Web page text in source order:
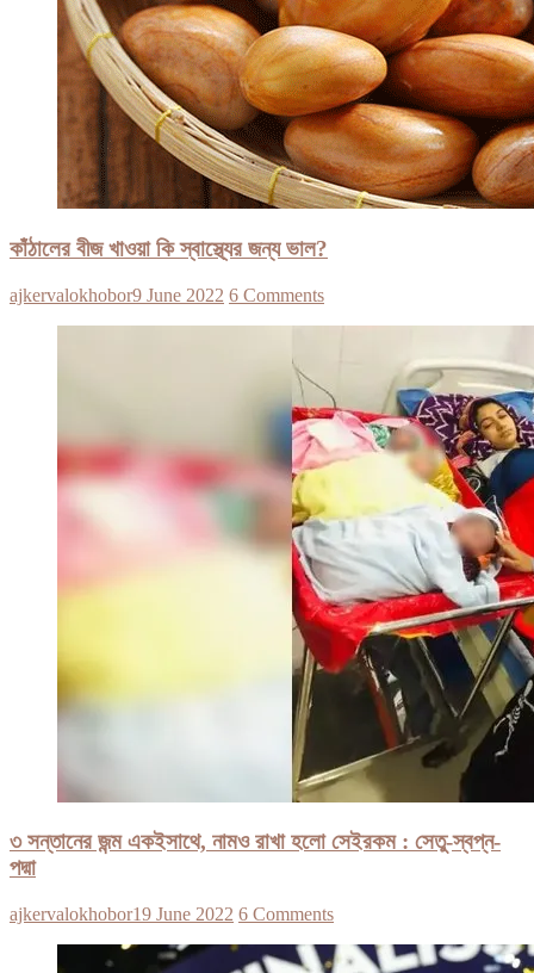
কাঁঠালের বীজ খাওয়া কি স্বাস্থ্যের জন্য ভাল?
ajkervalokhobor9 June 2022 6 Comments
৩ সন্তানের জন্ম একইসাথে, নামও রাখা হলো সেইরকম : সেতু-স্বপ্ন-
পদ্মা
ajkervalokhobor19 June 2022 6 Comments